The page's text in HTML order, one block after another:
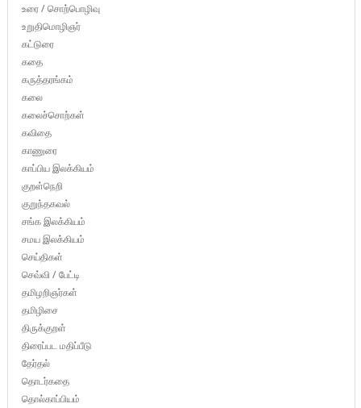
உரை / சொற்பொழிவு
உறுதிமொழிஞர்
கட்டுரை
கதை
கருத்தரங்கம்
கலை
கலைச்சொற்கள்
கவிதை
காணுரை
காப்பிய இலக்கியம்
குறள்நெறி
குறுந்தகவல்
சங்க இலக்கியம்
சமய இலக்கியம்
செய்திகள்
செவ்வி / பேட்டி
தமிழறிஞர்கள்
தமிழிசை
திருக்குறள்
திரைப்பட மதிப்பீடு
தேர்தல்
தொடர்கதை
தொல்காப்பியம்